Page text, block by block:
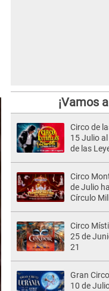
¡Vamos
Circo de
15 Julio
de las
Circo
de Julio
Círculo
Circo
25 de
21
Gran
10 de